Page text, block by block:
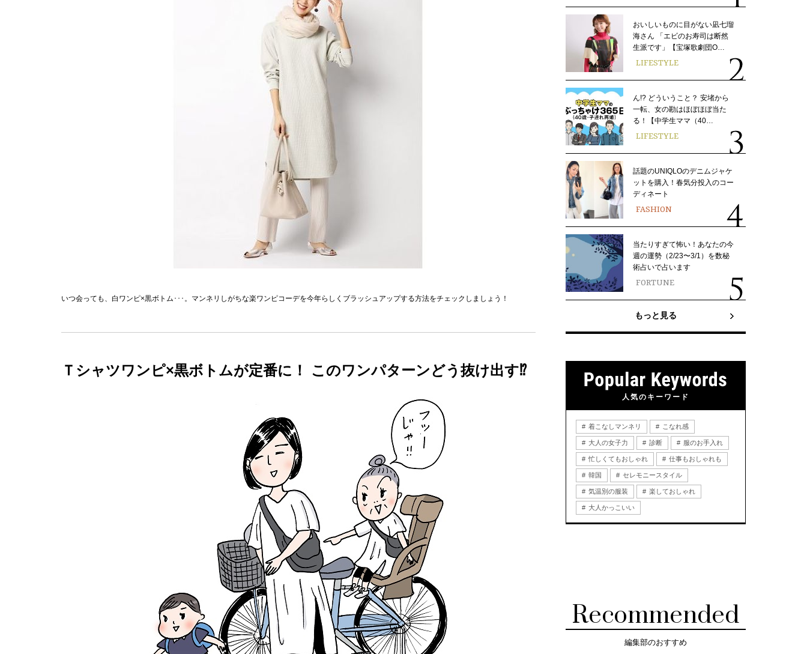
いつ会っても、白ワンピ×黒ボトム･･･。マンネリしがちな楽ワンピコーデを今年らしくブラッシュアップする方法をチェックしましょう！
Ｔシャツワンピ×黒ボトムが定番に！ このワンパターンどう抜け出す⁉
おいしいものに目がない凪七瑠
海さん 「エビのお寿司は断然
生派です」【宝塚歌劇団O…
LIFESTYLE
ん!? どういうこと？ 安堵から
一転、女の勘はほぼほぼ当た
る！【中学生ママ（40…
LIFESTYLE
話題のUNIQLOのデニムジャケ
ットを購入！春気分投入のコー
ディネート
FASHION
当たりすぎて怖い！あなたの今
週の運勢（2/23〜3/1）を数秘
術占いで占います
FORTUNE
もっと見る
人気のキーワード
着こなしマンネリ こなれ感
大人の女子力 診断 服のお手入れ
忙しくてもおしゃれ 仕事もおしゃれも
韓国 セレモニースタイル
気温別の服装 楽しておしゃれ
大人かっこいい
Recommended
編集部のおすすめ